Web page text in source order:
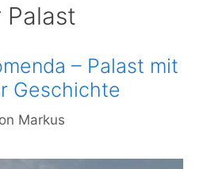
Palast
– Palast mit
Geschichte
Markus